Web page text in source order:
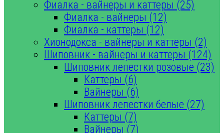
Фиалка - вайнеры и каттеры (25)
Фиалка - вайнеры (12)
Фиалка - каттеры (12)
Хионодокса - вайнеры и каттеры (2)
Шиповник - вайнеры и каттеры (124)
Шиповник лепестки розовые (23)
Каттеры (6)
Вайнеры (6)
Шиповник лепестки белые (27)
Каттеры (7)
Вайнеры (7)